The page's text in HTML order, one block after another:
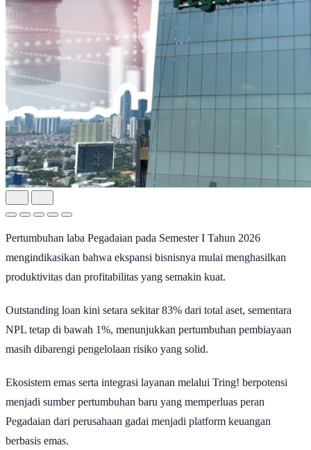
Pertumbuhan laba Pegadaian pada Semester I Tahun 2026
mengindikasikan bahwa ekspansi bisnisnya mulai menghasilkan
produktivitas dan profitabilitas yang semakin kuat.
Outstanding loan kini setara sekitar 83% dari total aset, sementara
NPL tetap di bawah 1%, menunjukkan pertumbuhan pembiayaan
masih dibarengi pengelolaan risiko yang solid.
Ekosistem emas serta integrasi layanan melalui Tring! berpotensi
menjadi sumber pertumbuhan baru yang memperluas peran
Pegadaian dari perusahaan gadai menjadi platform keuangan
berbasis emas.